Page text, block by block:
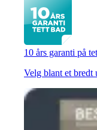
10 års garanti på
Velg blant et bredt